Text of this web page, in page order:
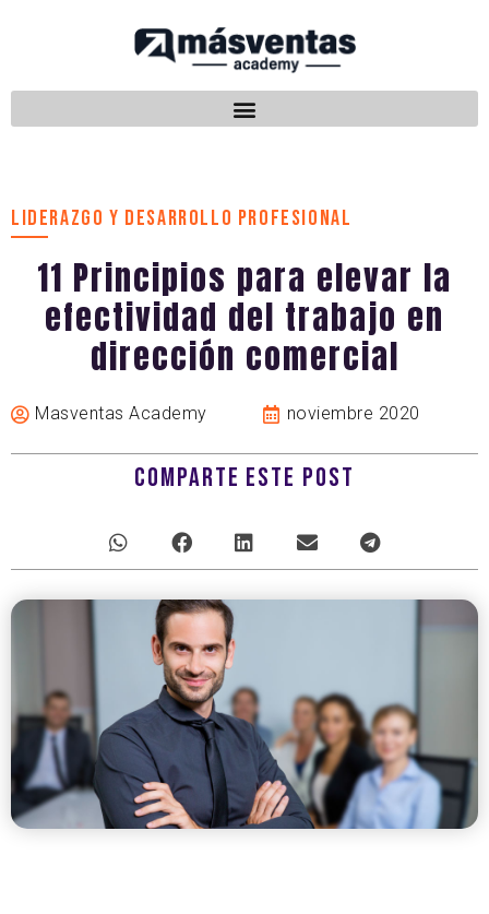
LIDERAZGO Y DESARROLLO PROFESIONAL
11 Principios para elevar la
efectividad del trabajo en
dirección comercial
Masventas Academy noviembre 2020
COMPARTE ESTE POST